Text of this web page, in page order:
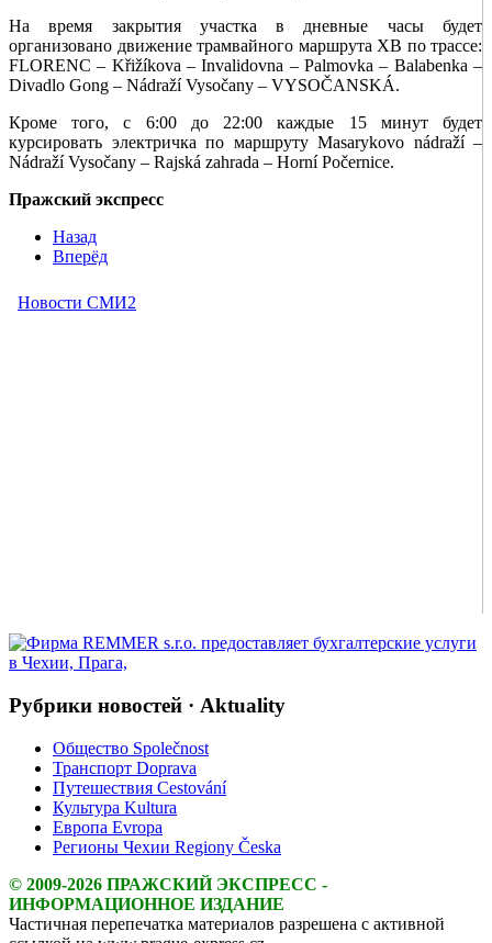
На время закрытия участка в дневные часы будет
организовано движение трамвайного маршрута XB по трассе:
FLORENC – Křižíkova – Invalidovna – Palmovka – Balabenka –
Divadlo Gong – Nádraží Vysočany – VYSOČANSKÁ.
Кроме того, с 6:00 до 22:00 каждые 15 минут будет
курсировать электричка по маршруту Masarykovo nádraží –
Nádraží Vysočany – Rajská zahrada – Horní Počernice.
Пражский экспресс
Назад
Вперёд
Рубрики новостей · Aktuality
Общество Společnost
Транспорт Doprava
Путешествия Cestování
Культура Kultura
Европа Evropa
Регионы Чехии Regiony Česka
© 2009-2026 ПРАЖСКИЙ ЭКСПРЕСС -
ИНФОРМАЦИОННОЕ ИЗДАНИЕ
Частичная перепечатка материалов разрешена с активной